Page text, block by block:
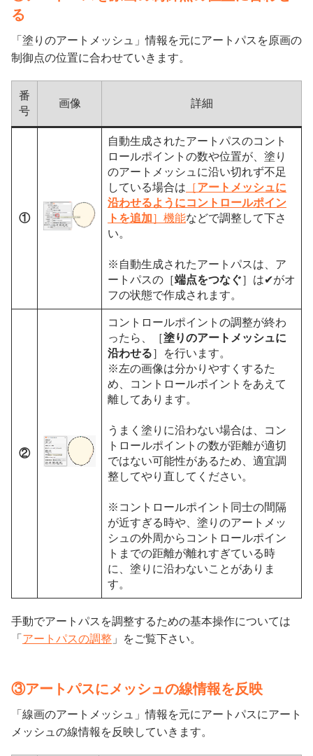
る
「塗りのアートメッシュ」情報を元にアートパスを原画の
制御点の位置に合わせていきます。
番
号
画像 詳細
①
自動生成されたアートパスのコント
ロールポイントの数や位置が、塗り
のアートメッシュに沿い切れず不足
している場合は ［アートメッシュに
沿わせるようにコントロールポイン
トを追加］機能などで調整して下さ
い。
※自動生成されたアートパスは、ア
ートパスの［端点をつなぐ］は✔がオ
フの状態で作成されます。
②
コントロールポイントの調整が終わ
ったら、［塗りのアートメッシュに
沿わせる］を行います。
※左の画像は分かりやすくするた
め、コントロールポイントをあえて
離してあります。
うまく塗りに沿わない場合は、コン
トロールポイントの数が距離が適切
ではない可能性があるため、適宜調
整してやり直してください。
※コントロールポイント同士の間隔
が近すぎる時や、塗りのアートメッ
シュの外周からコントロールポイン
トまでの距離が離れすぎている時
に、塗りに沿わないことがありま
す。
手動でアートパスを調整するための基本操作については
「 アートパスの調整 」をご覧下さい。
③アートパスにメッシュの線情報を反映
「線画のアートメッシュ」情報を元にアートパスにアート
メッシュの線情報を反映していきます。